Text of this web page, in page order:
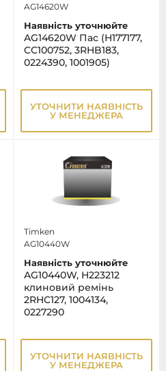
AG14620W
Наявність уточнюйте
AG14620W Пас (H177177,
CC100752, 3RHB183,
0224390, 1001905)
УТОЧНИТИ НАЯВНІСТЬ
У МЕНЕДЖЕРА
Timken
AG10440W
Наявність уточнюйте
AG10440W, H223212
клиновий ремінь
2RHC127, 1004134,
0227290
УТОЧНИТИ НАЯВНІСТЬ
У МЕНЕДЖЕРА